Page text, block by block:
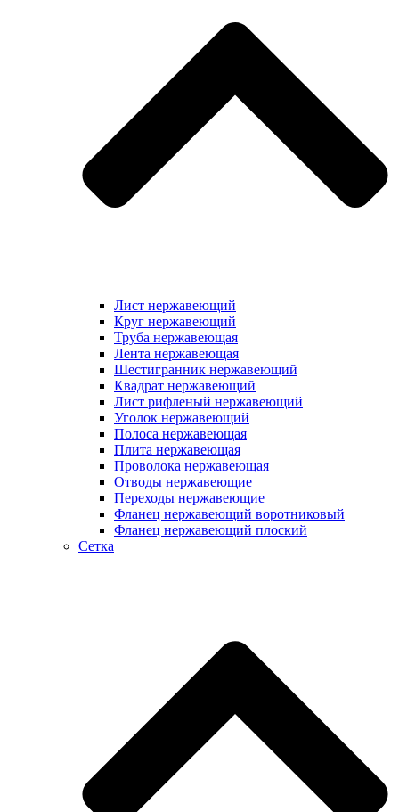
Лист нержавеющий
Круг нержавеющий
Труба нержавеющая
Лента нержавеющая
Шестигранник нержавеющий
Квадрат нержавеющий
Лист рифленый нержавеющий
Уголок нержавеющий
Полоса нержавеющая
Плита нержавеющая
Проволока нержавеющая
Отводы нержавеющие
Переходы нержавеющие
Фланец нержавеющий воротниковый
Фланец нержавеющий плоский
Сетка